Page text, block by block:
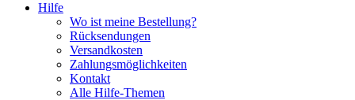
Hilfe
Wo ist meine Bestellung?
Rücksendungen
Versandkosten
Zahlungsmöglichkeiten
Kontakt
Alle Hilfe-Themen